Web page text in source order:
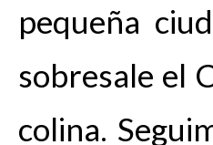
pequeña
sobresale el
colina.